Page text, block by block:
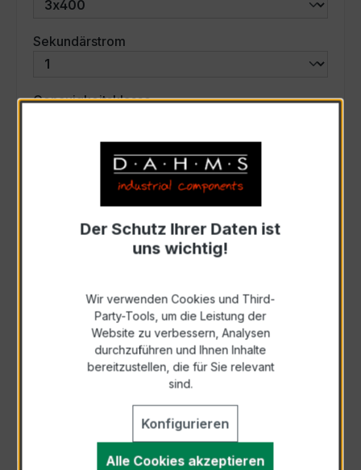
Sekundärstrom
Genauigkeitsklasseauswählen
Scheinleistung (VA)auswählen
Auswahl zurücksetzen
Anfrage schriftlich
Als PDF exportieren
Der Schutz Ihrer Daten ist
uns wichtig!
Wir verwenden Cookies und Third-
Party-Tools, um die Leistung der
Website zu verbessern, Analysen
durchzuführen und Ihnen Inhalte
bereitzustellen, die für Sie relevant
sind.
Konfigurieren
Alle Cookies akzeptieren